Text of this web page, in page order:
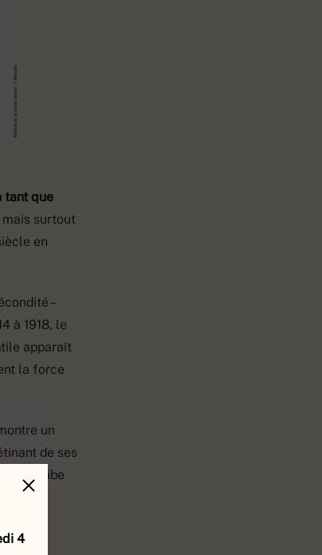
4
tant que
mais surtout
en
–
à 1918, le
apparaît
la force
un
de ses
qui exhibe